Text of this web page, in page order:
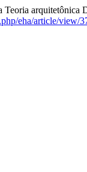
Teoria
eha/article/view/